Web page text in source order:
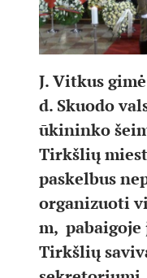
J. Vitkus
d. Skuodo
ūkininko
Tirkšlių
paskelbus
organizuoti
m,
Tirkšlių